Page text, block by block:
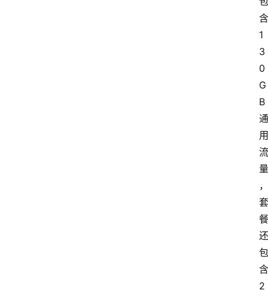
含
1
3
0
G
B
通
用
流
量
，
套
餐
还
包
含
2